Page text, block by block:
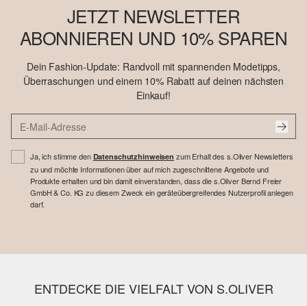
JETZT NEWSLETTER
ABONNIEREN UND 10% SPAREN
Dein Fashion-Update: Randvoll mit spannenden Modetipps,
Überraschungen und einem 10% Rabatt auf deinen nächsten
Einkauf!
Ja, ich stimme den Datenschutzhinweisen zum Erhalt des s.Oliver Newsletters
zu und möchte Informationen über auf mich zugeschnittene Angebote und
Produkte erhalten und bin damit einverstanden, dass die s.Oliver Bernd Freier
GmbH & Co. KG zu diesem Zweck ein geräteübergreifendes Nutzerprofil anlegen
darf.
ENTDECKE DIE VIELFALT VON S.OLIVER